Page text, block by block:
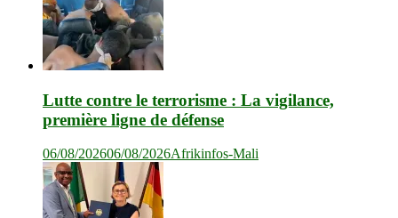
Lutte contre le terrorisme : La vigilance,
première ligne de défense
06/08/202606/08/2026Afrikinfos-Mali